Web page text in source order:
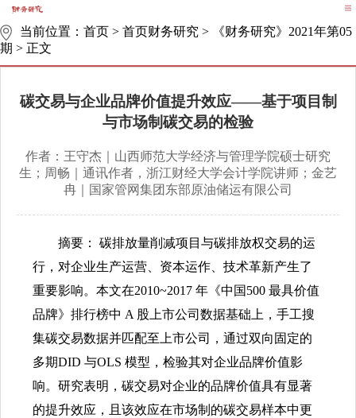
当前位置： 首页 > 首页财务研究 >
《财务研究》2021年第05
期 > 正文
碳交易与企业品牌价值提升效应——基于项目制
与市场制碳交易的检验
作者：王守杰｜山西师范大学经济与管理学院硕士研究
生；周畅｜通讯作者，浙江财经大学会计学院讲师；金艺
冉｜国家管网集团东部原油储运有限公司
摘要： 碳排放量削减项目与碳排放权交易的运
行，对企业生产运营、资本运作、技术革新产生了
重要影响。本文在2010~2017 年《中国500 最具价值
品牌》排行榜中 A 股上市公司数据基础上，手工搜
集碳交易数据并匹配至上市公司，通过双向固定的
多期DID 与OLS 模型，检验其对企业品牌价值影
响。研究表明，碳交易对企业的品牌价值具有显著
的提升效应，且该效应在市场制的碳交易样本中更